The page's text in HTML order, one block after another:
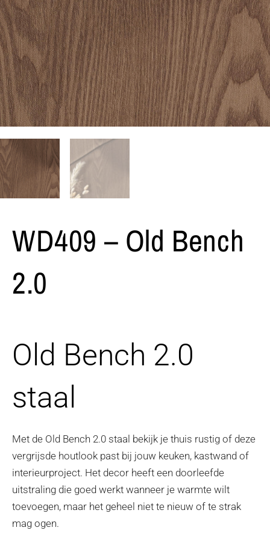
WD409 – Old Bench
2.0
Old Bench 2.0
staal
Met de Old Bench 2.0 staal bekijk je thuis rustig of deze
vergrijsde houtlook past bij jouw keuken, kastwand of
interieurproject. Het decor heeft een doorleefde
uitstraling die goed werkt wanneer je warmte wilt
toevoegen, maar het geheel niet te nieuw of te strak
mag ogen.